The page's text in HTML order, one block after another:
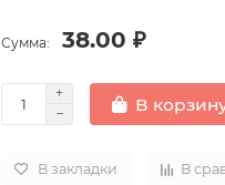
Сумма: 38.00 ₽
В
В закладки В